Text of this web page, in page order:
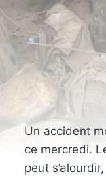
Un accident
ce mercredi.
peut